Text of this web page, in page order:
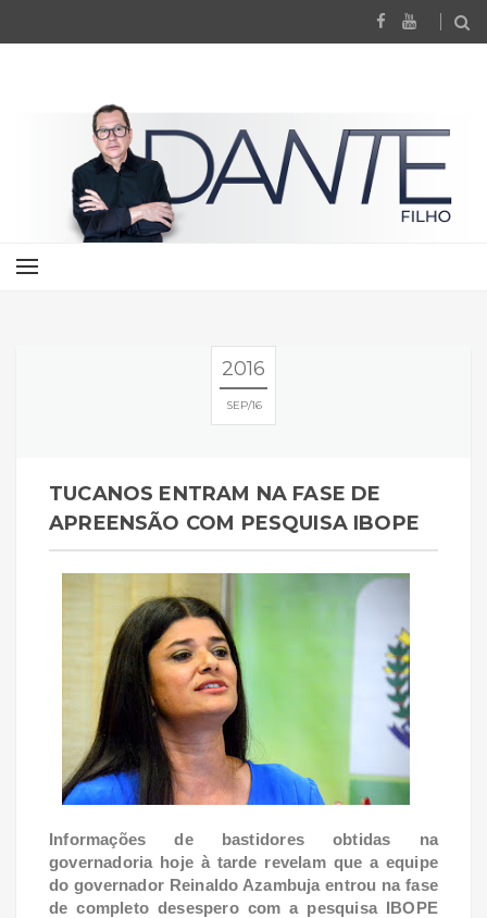
2016
SEP 16
TUCANOS ENTRAM NA FASE DE
APREENSÃO COM PESQUISA IBOPE
Informações de bastidores obtidas na
governadoria hoje à tarde revelam que a equipe
do governador Reinaldo Azambuja entrou na fase
de completo desespero com a pesquisa IBOPE